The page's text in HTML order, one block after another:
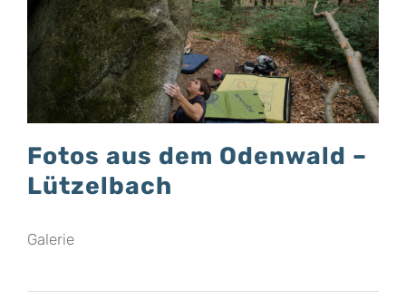
Fotos aus dem Odenwald –
Lützelbach
Galerie